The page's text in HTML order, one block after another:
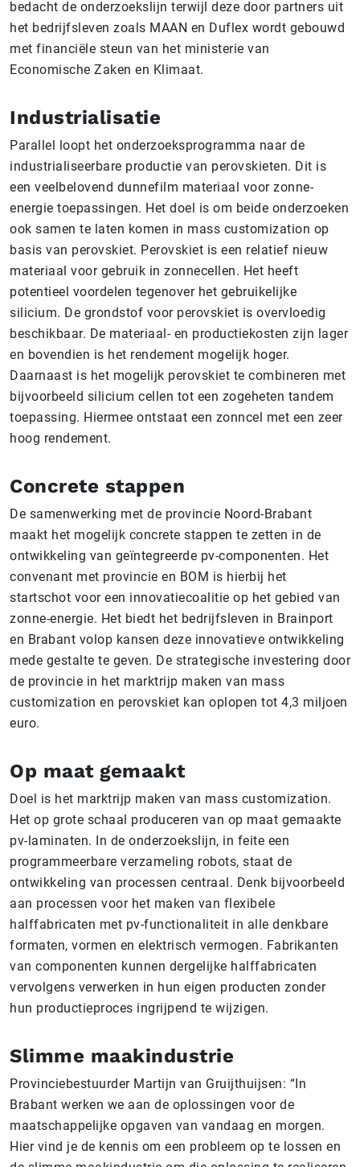
bedacht de onderzoekslijn terwijl deze door partners uit
het bedrijfsleven zoals MAAN en Duflex wordt gebouwd
met financiële steun van het ministerie van
Economische Zaken en Klimaat.
Industrialisatie
Parallel loopt het onderzoeksprogramma naar de
industrialiseerbare productie van perovskieten. Dit is
een veelbelovend dunnefilm materiaal voor zonne-
energie toepassingen. Het doel is om beide onderzoeken
ook samen te laten komen in mass customization op
basis van perovskiet. Perovskiet is een relatief nieuw
materiaal voor gebruik in zonnecellen. Het heeft
potentieel voordelen tegenover het gebruikelijke
silicium. De grondstof voor perovskiet is overvloedig
beschikbaar. De materiaal- en productiekosten zijn lager
en bovendien is het rendement mogelijk hoger.
Daarnaast is het mogelijk perovskiet te combineren met
bijvoorbeeld silicium cellen tot een zogeheten tandem
toepassing. Hiermee ontstaat een zonncel met een zeer
hoog rendement.
Concrete stappen
De samenwerking met de provincie Noord-Brabant
maakt het mogelijk concrete stappen te zetten in de
ontwikkeling van geïntegreerde pv-componenten. Het
convenant met provincie en BOM is hierbij het
startschot voor een innovatiecoalitie op het gebied van
zonne-energie. Het biedt het bedrijfsleven in Brainport
en Brabant volop kansen deze innovatieve ontwikkeling
mede gestalte te geven. De strategische investering door
de provincie in het marktrijp maken van mass
customization en perovskiet kan oplopen tot 4,3 miljoen
euro.
Op maat gemaakt
Doel is het marktrijp maken van mass customization.
Het op grote schaal produceren van op maat gemaakte
pv-laminaten. In de onderzoekslijn, in feite een
programmeerbare verzameling robots, staat de
ontwikkeling van processen centraal. Denk bijvoorbeeld
aan processen voor het maken van flexibele
halffabricaten met pv-functionaliteit in alle denkbare
formaten, vormen en elektrisch vermogen. Fabrikanten
van componenten kunnen dergelijke halffabricaten
vervolgens verwerken in hun eigen producten zonder
hun productieproces ingrijpend te wijzigen.
Slimme maakindustrie
Provinciebestuurder Martijn van Gruijthuijsen: “In
Brabant werken we aan de oplossingen voor de
maatschappelijke opgaven van vandaag en morgen.
Hier vind je de kennis om een probleem op te lossen en